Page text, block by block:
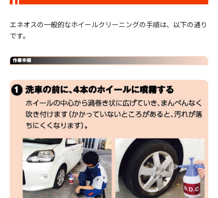
エネオスの一般的なホイールクリーニングの手順は、以下の通り
です。